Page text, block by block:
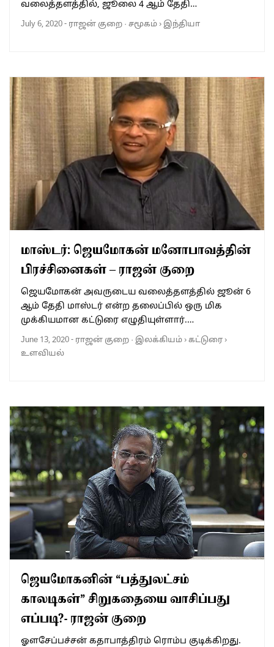
வலைத்தளத்தில், ஜூலை 4 ஆம் தேதி…
July 6, 2020- ராஜன் குறை · சமூகம்› இந்தியா
மாஸ்டர்: ஜெயமோகன் மனோபாவத்தின்
பிரச்சினைகள் – ராஜன் குறை
ஜெயமோகன் அவருடைய வலைத்தளத்தில் ஜூன் 6
ஆம் தேதி மாஸ்டர் என்ற தலைப்பில் ஒரு மிக
முக்கியமான கட்டுரை எழுதியுள்ளார்.…
June 13, 2020- ராஜன் குறை · இலக்கியம்›கட்டுரை›
உளவியல்
ஜெயமோகனின் “பத்துலட்சம்
காலடிகள்” சிறுகதையை வாசிப்பது
எப்படி?- ராஜன் குறை
ஓளசேப்பச்சன் கதாபாத்திரம் ரொம்ப குடிக்கிறது.